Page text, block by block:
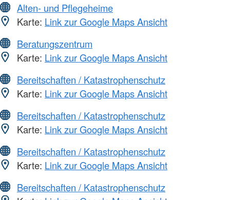
Alten- und Pflegeheime
Karte: Link zur Google Maps Ansicht
Beratungszentrum
Karte: Link zur Google Maps Ansicht
Bereitschaften / Katastrophenschutz
Karte: Link zur Google Maps Ansicht
Bereitschaften / Katastrophenschutz
Karte: Link zur Google Maps Ansicht
Bereitschaften / Katastrophenschutz
Karte: Link zur Google Maps Ansicht
Bereitschaften / Katastrophenschutz